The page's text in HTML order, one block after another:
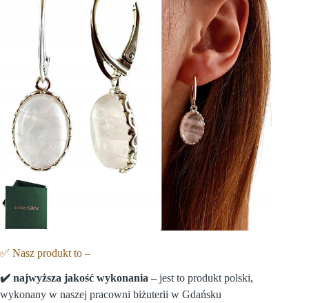
✅ Nasz produkt to –
✔️ najwyższa jakość wykonania – jest to produkt polski,
wykonany w naszej pracowni biżuterii w Gdańsku